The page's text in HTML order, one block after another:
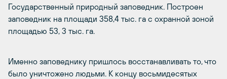
Государственный природный заповедник. Построен
заповедник на площади 358,4 тыс. га с охранной зоной
площадью 53, 3 тыс. га.
Именно заповеднику пришлось восстанавливать то, что
было уничтожено людьми. К концу восьмидесятых